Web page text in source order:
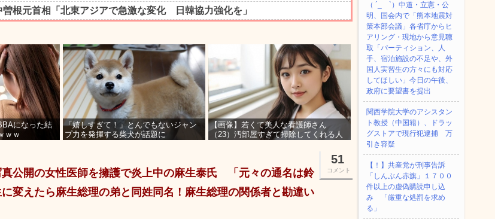
になった結
ｗｗ
「嬉しすぎて！」とんでもないジャン
プ力を発揮する柴犬が話題に
【画像】若くて美人な看護師さん
（23）汚部屋すぎて掃除してくれる人
51
コメント
真公開の女性医師を擁護で炎上中の麻生泰氏 「元々の通名は鈴
変えたら麻生総理の弟と同姓同名！麻生総理の関係者と勘違い
（ ´_ゝ`）中道・立憲・公
明、国会内で「熊本地震対
策本部会議」各省庁からヒ
アリング・現地から意見聴
取「パーティション、人
手、宿泊施設の不足や、外
国人実習生の方々にも対応
してほしい」今日の午後、
政府に要望書を提出
関西学院大学のアシスタン
ト教授（中国籍）、ドラッ
グストアで現行犯逮捕 万
引き容疑
【！】共産党が刑事告訴
「しんぶん赤旗」１７００
件以上の虚偽購読申し込
み 「厳重な処罰を求め
る」